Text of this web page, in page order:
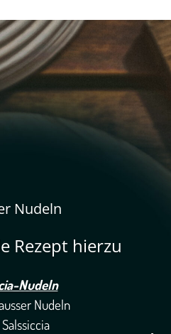
Nudeln
Rezept hierzu
Nudeln
Nudeln